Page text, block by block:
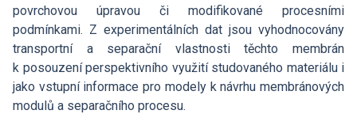
povrchovou úpravou či modifikované procesními
podmínkami. Z experimentálních dat jsou vyhodnocovány
transportní a separační vlastnosti těchto membrán
k posouzení perspektivního využití studovaného materiálu i
jako vstupní informace pro modely k návrhu membránových
modulů a separačního procesu.